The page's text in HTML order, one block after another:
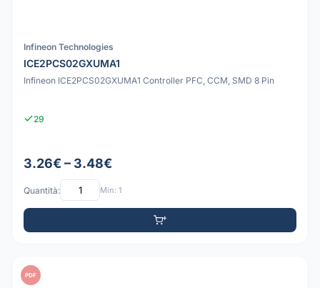
Infineon Technologies
ICE2PCS02GXUMA1
Infineon ICE2PCS02GXUMA1 Controller PFC, CCM, SMD 8 Pin
29
3.26€ – 3.48€
Quantità: Min: 1
PDF